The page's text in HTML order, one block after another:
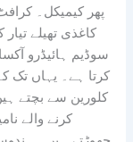
پھر کیمیکل۔
کاغذی تھیلے
سوڈیم ہائیڈرو
کرتا ہے۔ یہاں تک
کلورین سے بچتے
کرنے والے